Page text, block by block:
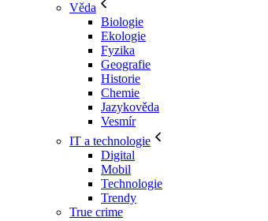
Věda
Biologie
Ekologie
Fyzika
Geografie
Historie
Chemie
Jazykověda
Vesmír
IT a technologie
Digital
Mobil
Technologie
Trendy
True crime